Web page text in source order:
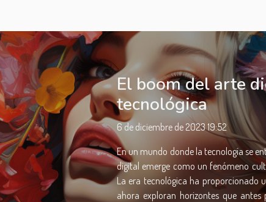
El boom del arte
tecnológica
6 de diciembre de 2023 19:52
En un mundo donde la tecnología se
digital emerge como un fenómeno
La era tecnológica ha proporcionado
ahora exploran horizontes que antes